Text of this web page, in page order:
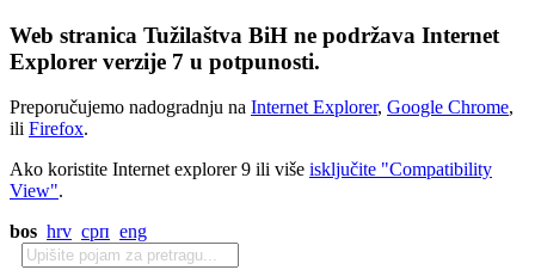
Web stranica Tužilaštva BiH ne podržava Internet
Explorer verzije 7 u potpunosti.
Preporučujemo nadogradnju na Internet Explorer, Google Chrome,
ili Firefox.
Ako koristite Internet explorer 9 ili više isključite "Compatibility
View".
bos hrv срп eng